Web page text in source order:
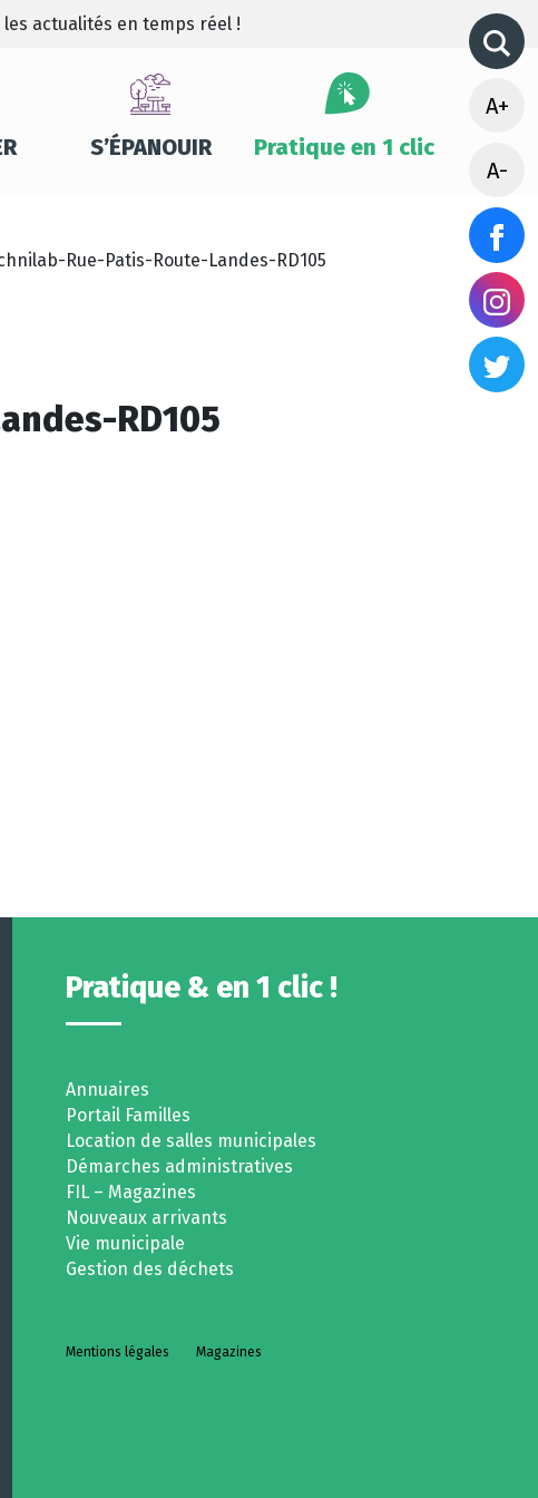
actualités en temps réel !
S’ÉPANOUIR Pratique en 1 clic
A+
A-
Rue-Patis-Route-Landes-RD105
RD105
Pratique & en 1 clic !
Annuaires
Portail Familles
Location de salles municipales
Démarches administratives
FIL – Magazines
Nouveaux arrivants
Vie municipale
Gestion des déchets
Mentions légales Magazines